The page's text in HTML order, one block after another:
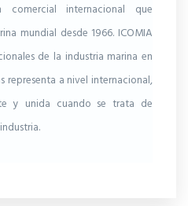
comercial internacional que
mundial desde 1966. ICOMIA
de la industria marina en
representa a nivel internacional,
y unida cuando se trata de